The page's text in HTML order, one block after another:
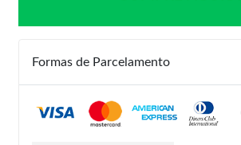
Formas de Parcelamento